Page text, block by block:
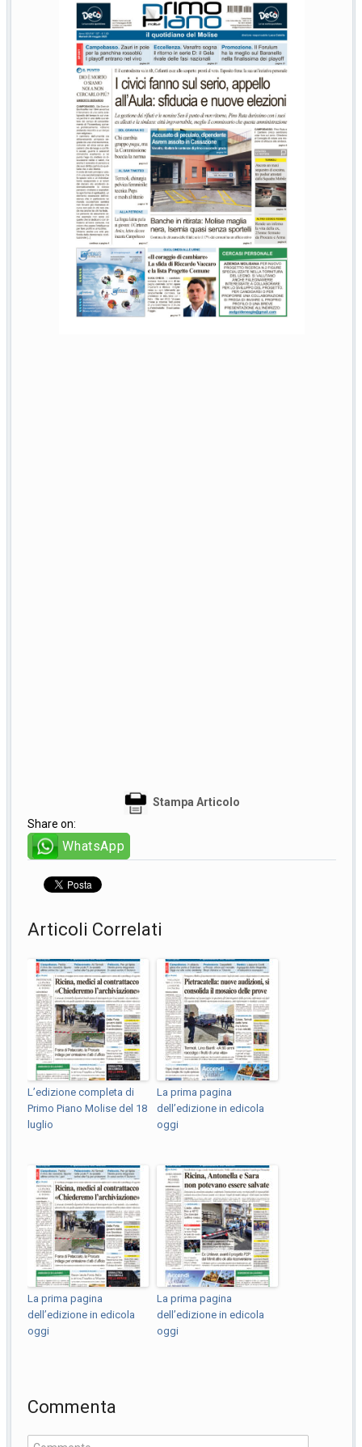
Stampa Articolo
Share on:
WhatsApp
Articoli Correlati
L’edizione completa di
Primo Piano Molise del 18
luglio
La prima pagina
dell’edizione in edicola
oggi
La prima pagina
dell’edizione in edicola
oggi
La prima pagina
dell’edizione in edicola
oggi
Commenta